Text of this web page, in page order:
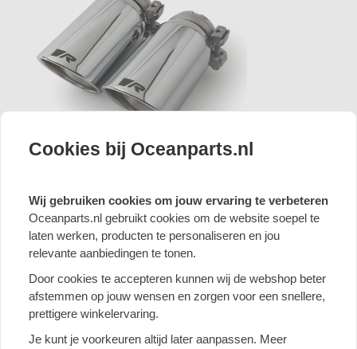
Cookies bij Oceanparts.nl
Wij gebruiken cookies om jouw ervaring te verbeteren
Oceanparts.nl gebruikt cookies om de website soepel te
laten werken, producten te personaliseren en jou
relevante aanbiedingen te tonen.
Door cookies te accepteren kunnen wij de webshop beter
afstemmen op jouw wensen en zorgen voor een snellere,
prettigere winkelervaring.
Je kunt je voorkeuren altijd later aanpassen. Meer